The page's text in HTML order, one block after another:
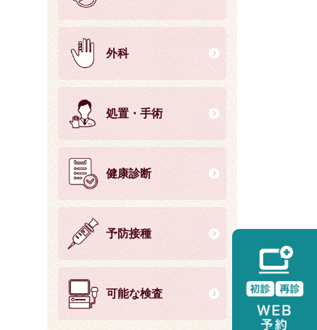
外科
処置・手術
健康診断
予防接種
可能な検査